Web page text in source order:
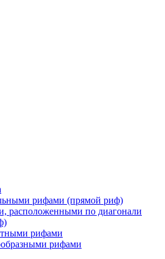
рифами (прямой риф)
расположенными по диагонали
рифами
рифами